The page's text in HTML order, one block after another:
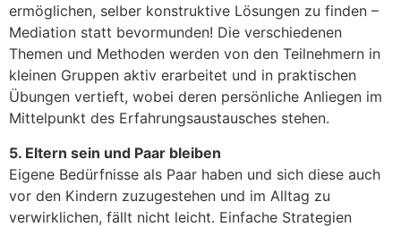
ermöglichen, selber konstruktive Lösungen zu finden –
Mediation statt bevormunden! Die verschiedenen
Themen und Methoden werden von den Teilnehmern in
kleinen Gruppen aktiv erarbeitet und in praktischen
Übungen vertieft, wobei deren persönliche Anliegen im
Mittelpunkt des Erfahrungsaustausches stehen.
5. Eltern sein und Paar bleiben
Eigene Bedürfnisse als Paar haben und sich diese auch
vor den Kindern zuzugestehen und im Alltag zu
verwirklichen, fällt nicht leicht. Einfache Strategien